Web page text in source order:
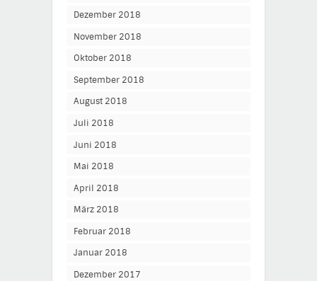
Dezember 2018
November 2018
Oktober 2018
September 2018
August 2018
Juli 2018
Juni 2018
Mai 2018
April 2018
März 2018
Februar 2018
Januar 2018
Dezember 2017